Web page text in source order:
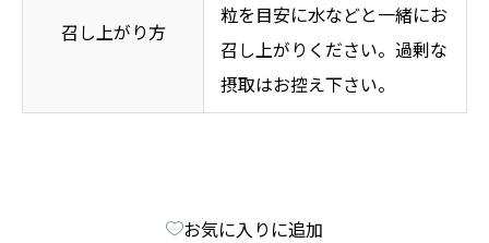
召し上がり方
粒を目安に水などと一緒にお
召し上がりください。過剰な
摂取はお控え下さい。
お気に入りに追加